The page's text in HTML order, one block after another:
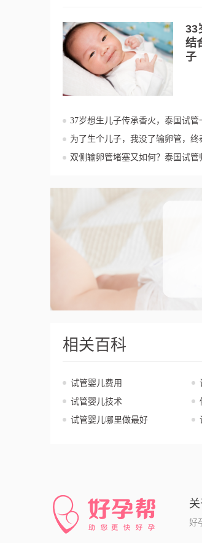
33
结
子
37岁想生儿子传承香火，泰国试管
为了生个儿子，我没了输卵管，终
双侧输卵管堵塞又如何？泰国试
相关百科
试管婴儿费用
试管婴儿技术
试管婴儿哪里做最好
好